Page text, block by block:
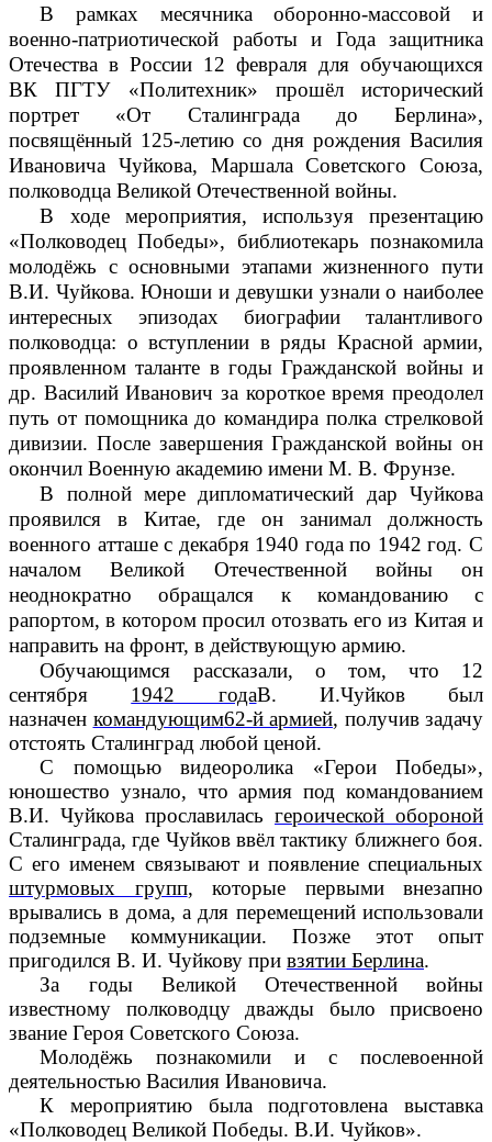
В рамках месячника оборонно-массовой и
военно-патриотической работы и Года защитника
Отечества в России 12 февраля для обучающихся
ВК ПГТУ «Политехник» прошёл исторический
портрет «От Сталинграда до Берлина»,
посвящённый 125-летию со дня рождения Василия
Ивановича Чуйкова, Маршала Советского Союза,
полководца Великой Отечественной войны.
В ходе мероприятия, используя презентацию
«Полководец Победы», библиотекарь познакомила
молодёжь с основными этапами жизненного пути
В.И. Чуйкова. Юноши и девушки узнали о наиболее
интересных эпизодах биографии талантливого
полководца: о вступлении в ряды Красной армии,
проявленном таланте в годы Гражданской войны и
др. Василий Иванович за короткое время преодолел
путь от помощника до командира полка стрелковой
дивизии. После завершения Гражданской войны он
окончил Военную академию имени М. В. Фрунзе.
В полной мере дипломатический дар Чуйкова
проявился в Китае, где он занимал должность
военного атташе с декабря 1940 года по 1942 год. С
началом Великой Отечественной войны он
неоднократно обращался к командованию с
рапортом, в котором просил отозвать его из Китая и
направить на фронт, в действующую армию.
Обучающимся рассказали, о том, что 12
сентября 1942 годаВ. И.Чуйков был
назначен командующим62-й армией, получив задачу
отстоять Сталинград любой ценой.
С помощьювидеоролика «Герои Победы»,
юношество узнало, что армия под командованием
В.И. Чуйкова прославилась героической обороной
Сталинграда, где Чуйков ввёл тактику ближнего боя.
С его именем связывают и появление специальных
штурмовых групп, которые первыми внезапно
врывались в дома, а для перемещений использовали
подземные коммуникации. Позже этот опыт
пригодился В. И. Чуйкову при взятии Берлина.
За годы Великой Отечественной войны
известному полководцу дважды было присвоено
звание Героя Советского Союза.
Молодёжь познакомили и с послевоенной
деятельностью Василия Ивановича.
К мероприятию была подготовлена выставка
«Полководец Великой Победы. В.И. Чуйков».